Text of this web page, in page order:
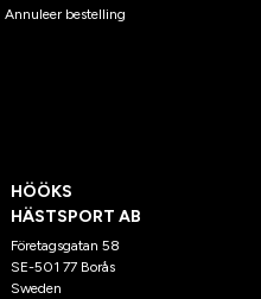
Annuleer bestelling
HÖÖKS
HÄSTSPORT AB
Företagsgatan 58
SE-501 77 Borås
Sweden